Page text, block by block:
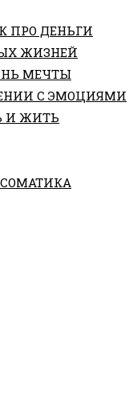
ПРО ДЕНЬГИ
ЖИЗНЕЙ
МЕЧТЫ
С ЭМОЦИЯМИ
И ЖИТЬ